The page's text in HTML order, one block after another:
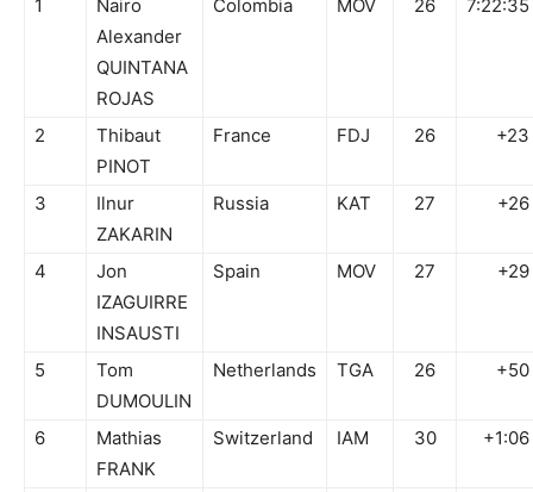
1
Nairo
Alexander
QUINTANA
ROJAS
Colombia MOV 26 7:22:35
2
Thibaut
PINOT
France FDJ 26 +23
3
Ilnur
ZAKARIN
Russia KAT 27 +26
4
Jon
IZAGUIRRE
INSAUSTI
Spain MOV 27 +29
5
Tom
DUMOULIN
Netherlands TGA 26 +50
6
Mathias
FRANK
Switzerland IAM 30 +1:06